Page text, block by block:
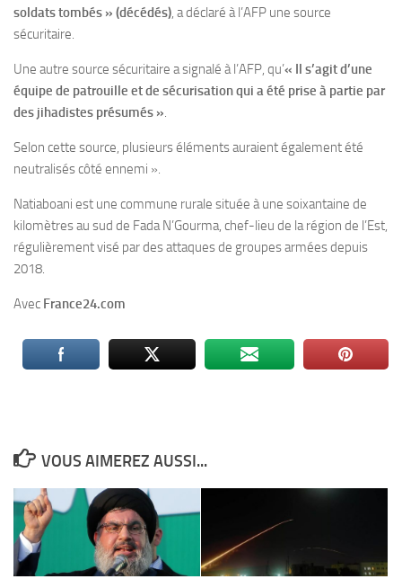
soldats tombés » (décédés), a déclaré à l’AFP une source
sécuritaire.
Une autre source sécuritaire a signalé à l’AFP, qu’« Il s’agit d’une
équipe de patrouille et de sécurisation qui a été prise à partie par
des jihadistes présumés ».
Selon cette source, plusieurs éléments auraient également été
neutralisés côté ennemi ».
Natiaboani est une commune rurale située à une soixantaine de
kilomètres au sud de Fada N’Gourma, chef-lieu de la région de l’Est,
régulièrement visé par des attaques de groupes armées depuis
2018.
Avec France24.com
VOUS AIMEREZ AUSSI...